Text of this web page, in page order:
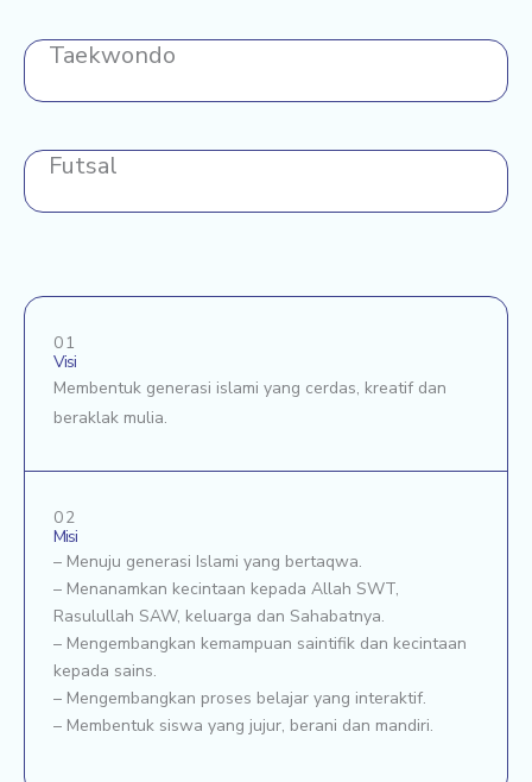
Taekwondo
Futsal
01
Visi
Membentuk generasi islami yang cerdas, kreatif dan
beraklak mulia.
02
Misi
– Menuju generasi Islami yang bertaqwa.
– Menanamkan kecintaan kepada Allah SWT,
Rasulullah SAW, keluarga dan Sahabatnya.
– Mengembangkan kemampuan saintifik dan kecintaan
kepada sains.
– Mengembangkan proses belajar yang interaktif.
– Membentuk siswa yang jujur, berani dan mandiri.